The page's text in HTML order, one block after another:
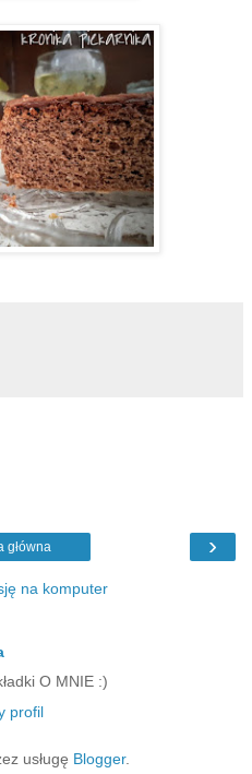
›
główna
na komputer
O MNIE :)
profil
usługę Blogger.